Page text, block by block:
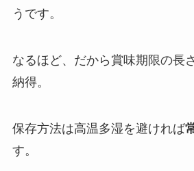
うです。
なるほど、だから賞味期限の長
納得。
保存方法は高温多湿を避ければ
す。